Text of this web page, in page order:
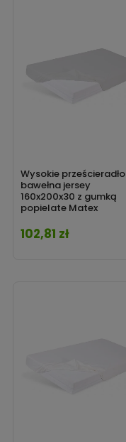
Wysokie prześcieradło
bawełna jersey
160x200x30 z gumką
popielate Matex
Cena
102,81 zł